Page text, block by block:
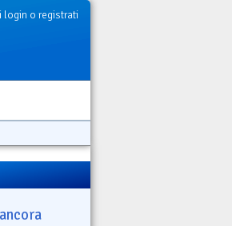
login o registrati